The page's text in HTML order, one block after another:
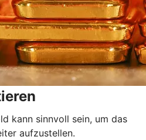
kann sinnvoll sein, um das
aufzustellen.